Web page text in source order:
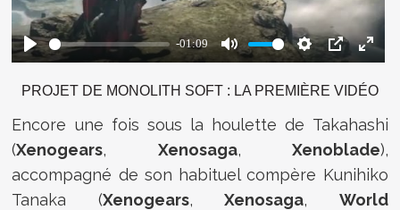
PROJET DE MONOLITH SOFT : LA PREMIÈRE VIDÉO
Encore une fois sous la houlette de Takahashi
(Xenogears, Xenosaga, Xenoblade),
accompagné de son habituel compère Kunihiko
Tanaka (Xenogears,Xenosaga, World